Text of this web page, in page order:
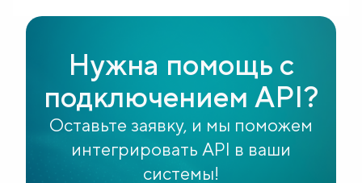
Нужна помощь с
подключением API?
Оставьте заявку, и мы поможем
интегрировать API в ваши
системы!